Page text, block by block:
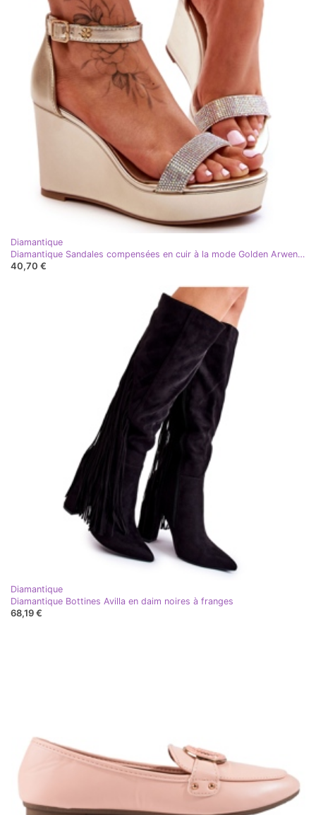
Diamantique
Diamantique Sandales compensées en cuir à la mode Golden Arwen doré
40,70 €
Diamantique
Diamantique Bottines Avilla en daim noires à franges
68,19 €